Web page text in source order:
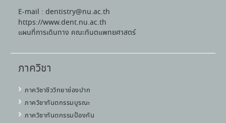
E-mail : dentistry@nu.ac.th
https://www.dent.nu.ac.th
แผนที่การเดินทาง คณะทันตแพทยศาสตร์
ภาควิชา
ภาควิชาชีววิทยาช่องปาก
ภาควิชาทันตกรรมบูรณะ
ภาควิชาทันตกรรมป้องกัน